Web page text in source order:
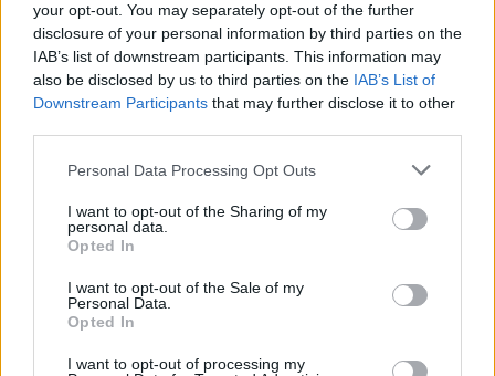
your opt-out. You may separately opt-out of the further
disclosure of your personal information by third parties on the
IAB’s list of downstream participants. This information may
also be disclosed by us to third parties on the IAB’s List of
Downstream Participants that may further disclose it to other
Please note that this website/app uses one or more Google
not limited to your visit or usage behaviour. You may click to
grant or deny consent to Google and its third-party tags to
use your data for below specified purposes in below Google
consent section.
Personal Data Processing Opt Outs
I want to opt-out of the Sharing of my
personal data.
Opted In
I want to opt-out of the Sale of my
Personal Data.
Opted In
I want to opt-out of processing my
Hírlevél feliratkozás
Adja meg keresztnevét:
Adja
meg e-mail címét:
Nem szeretne lemaradni semmiről? Csak egy kattintás, és hírlevelünk a